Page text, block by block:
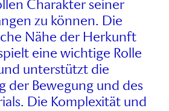
Charakter seiner
zu können. Die
Nähe der Herkunft
eine wichtige Rolle
unterstützt die
der Bewegung und des
Die Komplexität und